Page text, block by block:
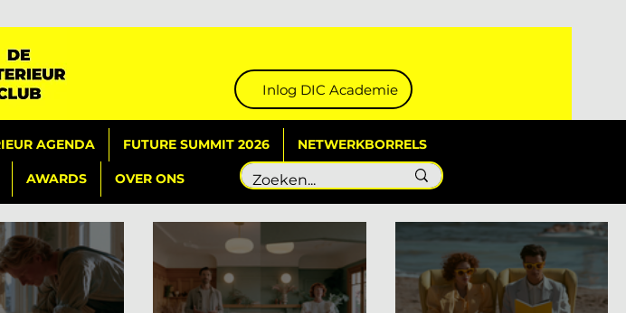
Inlog DIC Academie
AGENDA FUTURE SUMMIT 2026 NETWERKBORRELS
AWARDS OVER ONS